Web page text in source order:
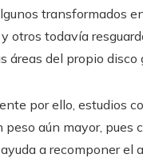
transformados
otros todavía
áreas del propio disco
por ello, estudios
peso aún mayor, pues
a recomponer el